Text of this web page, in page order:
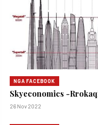
NGA FACEBOOK
Skyeconomics -
26 Nov 2022